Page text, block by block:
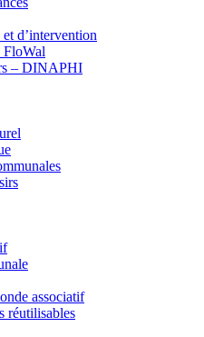
d’intervention
FloWal
– DINAPHI
associatif
réutilisables